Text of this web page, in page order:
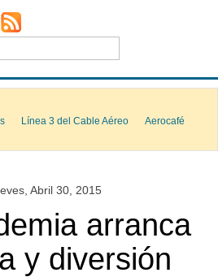
Línea 3 del Cable Aéreo
Aerocafé
Abril 30, 2015
arranca
y diversión